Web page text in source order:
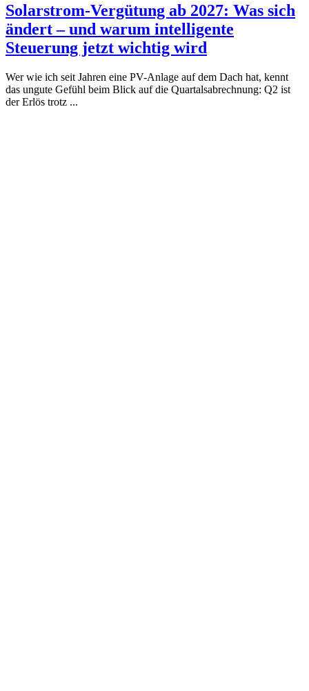
Solarstrom-Vergütung ab 2027: Was sich
ändert – und warum intelligente
Steuerung jetzt wichtig wird
Wer wie ich seit Jahren eine PV-Anlage auf dem Dach hat, kennt
das ungute Gefühl beim Blick auf die Quartalsabrechnung: Q2 ist
der Erlös trotz ...